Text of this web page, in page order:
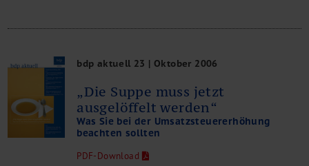
bdp aktuell 23 | Oktober 2006
„Die Suppe muss jetzt
ausgelöffelt werden“
Was Sie bei der Umsatzsteuererhöhung
beachten sollten
PDF-Download